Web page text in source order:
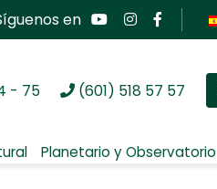
en
- 75 (601) 518 57 57
Planetario y Observatorio